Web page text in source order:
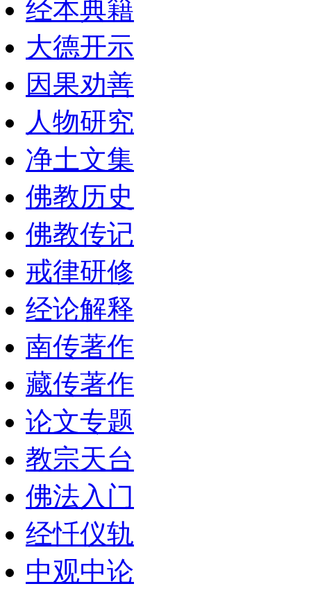
经本典籍
大德开示
因果劝善
人物研究
净土文集
佛教历史
佛教传记
戒律研修
经论解释
南传著作
藏传著作
论文专题
教宗天台
佛法入门
经忏仪轨
中观中论